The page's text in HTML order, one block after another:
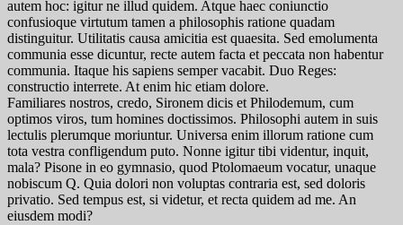
autem hoc: igitur ne illud quidem. Atque haec coniunctio
confusioque virtutum tamen a philosophis ratione quadam
distinguitur. Utilitatis causa amicitia est quaesita. Sed emolumenta
communia esse dicuntur, recte autem facta et peccata non habentur
communia. Itaque his sapiens semper vacabit. Duo Reges:
constructio interrete. At enim hic etiam dolore.
Familiares nostros, credo, Sironem dicis et Philodemum, cum
optimos viros, tum homines doctissimos. Philosophi autem in suis
lectulis plerumque moriuntur. Universa enim illorum ratione cum
tota vestra confligendum puto. Nonne igitur tibi videntur, inquit,
mala? Pisone in eo gymnasio, quod Ptolomaeum vocatur, unaque
nobiscum Q. Quia dolori non voluptas contraria est, sed doloris
privatio. Sed tempus est, si videtur, et recta quidem ad me. An
eiusdem modi?